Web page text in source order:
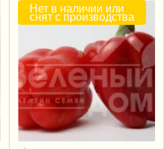
Нет в наличии или
снят с производства